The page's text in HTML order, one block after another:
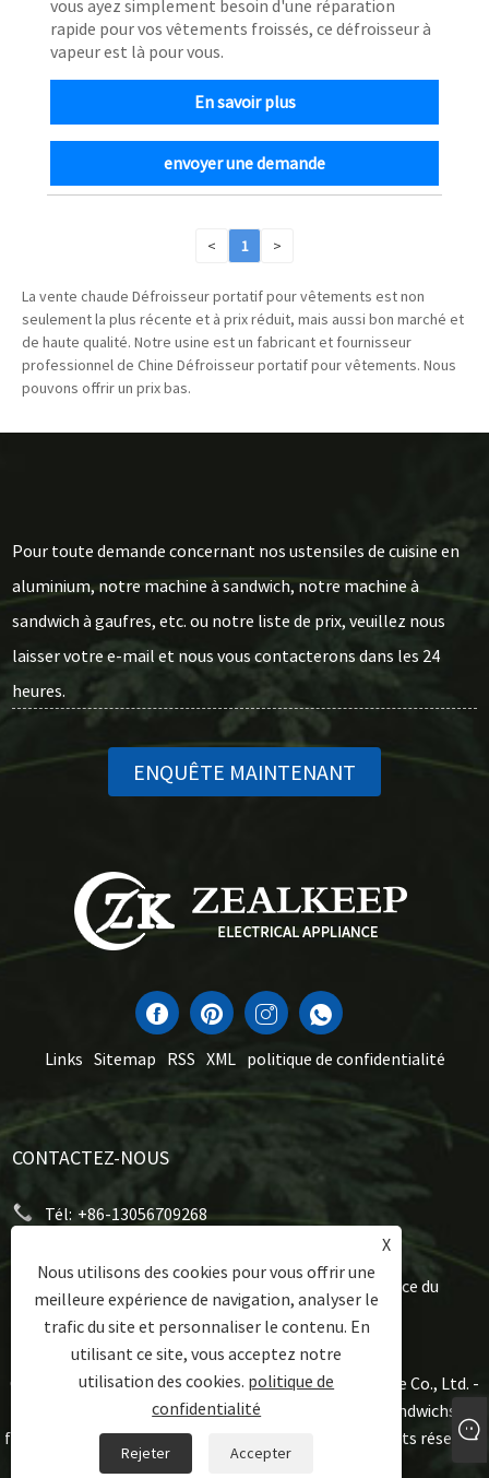
vous ayez simplement besoin d'une réparation
rapide pour vos vêtements froissés, ce défroisseur à
vapeur est là pour vous.
En savoir plus
envoyer une demande
< 1 >
La vente chaude Défroisseur portatif pour vêtements est non
seulement la plus récente et à prix réduit, mais aussi bon marché et
de haute qualité. Notre usine est un fabricant et fournisseur
professionnel de Chine Défroisseur portatif pour vêtements. Nous
pouvons offrir un prix bas.
Pour toute demande concernant nos ustensiles de cuisine en
aluminium, notre machine à sandwich, notre machine à
sandwich à gaufres, etc. ou notre liste de prix, veuillez nous
laisser votre e-mail et nous vous contacterons dans les 24
heures.
ENQUÊTE MAINTENANT
Links Sitemap RSS XML politique de confidentialité
CONTACTEZ-NOUS
Tél: +86-13056709268
Saint Street, Cixi City et City City, Province du
Zhejiang, Chine
Copyright © 2023 Ningbo Zealkey Electrical Appliance Co., Ltd. -
ustensiles de cuisine en aluminium, fabricant de sandwichs,
fabricant de sandwich à la plaque de gaufre - Tous droits réservés.
X
Nous utilisons des cookies pour vous offrir une
meilleure expérience de navigation, analyser le
trafic du site et personnaliser le contenu. En
utilisant ce site, vous acceptez notre
utilisation des cookies. politique de
confidentialité
Rejeter Accepter